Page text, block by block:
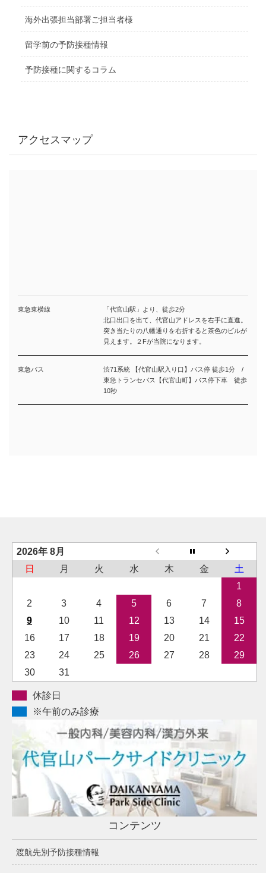
海外出張担当部署ご担当者様
留学前の予防接種情報
予防接種に関するコラム
アクセスマップ
東急東横線
「代官山駅」より、徒歩2分
北口出口を出て、代官山アドレスを右手に直進。
突き当たりの八幡通りを右折すると茶色のビルが
見えます。２Fが当院になります。
東急バス
渋71系統 【代官山駅入り口】バス停 徒歩1分 /
東急トランセバス【代官山町】バス停下車 徒歩
10秒
2026年 8月
日
月 火 水 木 金
土
1
2
3 4 5 6 7
8
9
10 11 12 13 14
15
16
17 18 19 20 21
22
23
24 25 26 27 28
29
30
31
休診日
※午前のみ診療
コンテンツ
渡航先別予防接種情報